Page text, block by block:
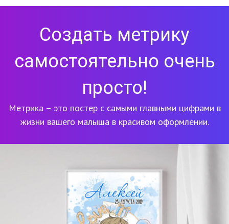
Создать метрику
самостоятельно очень
просто!
Метрика – это постер с самыми главными цифрами в
жизни вашего малыша в красивом оформлении.